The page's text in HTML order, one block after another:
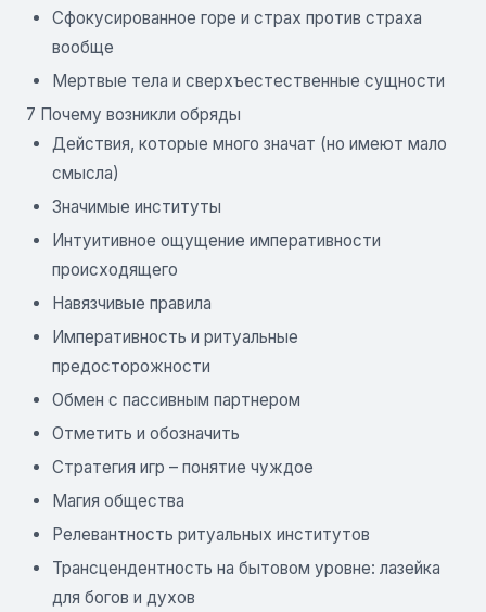
Сфокусированное горе и страх против страха
вообще
Мертвые тела и сверхъестественные сущности
7 Почему возникли обряды
Действия, которые много значат (но имеют мало
смысла)
Значимые институты
Интуитивное ощущение императивности
происходящего
Навязчивые правила
Императивность и ритуальные
предосторожности
Обмен с пассивным партнером
Отметить и обозначить
Стратегия игр – понятие чуждое
Магия общества
Релевантность ритуальных институтов
Трансцендентность на бытовом уровне: лазейка
для богов и духов